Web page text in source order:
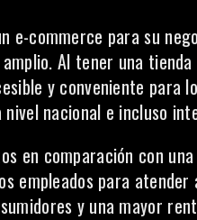
e-commerce para su
Al tener una
y conveniente para
nivel nacional e incluso
en comparación con
empleados para
y una mayor